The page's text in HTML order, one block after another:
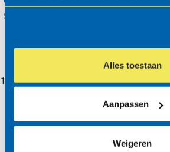
Alles toestaan
Aanpassen
Weigeren
Systematiek: RAW2020
101010 722099 ...... Aanbrengen
Aanbrengen
fietsmarkering object
Situering: ..... .